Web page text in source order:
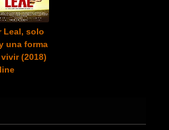
Leal, solo
una forma
(2018)